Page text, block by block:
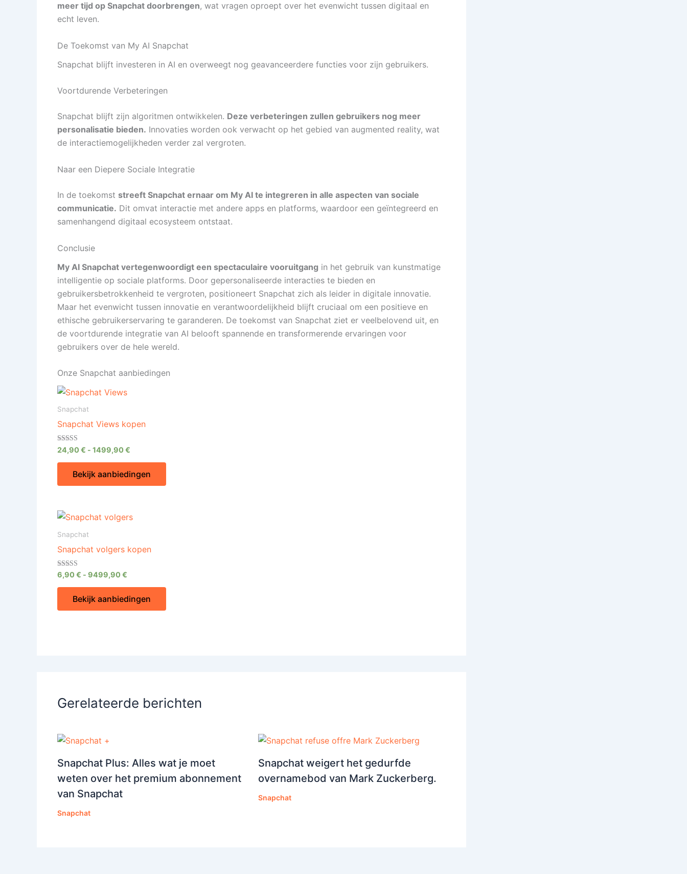
meer tijd op Snapchat doorbrengen, wat vragen oproept over het evenwicht tussen digitaal en
echt leven.
De Toekomst van My AI Snapchat
Snapchat blijft investeren in AI en overweegt nog geavanceerdere functies voor zijn gebruikers.
Voortdurende Verbeteringen
Snapchat blijft zijn algoritmen ontwikkelen. Deze verbeteringen zullen gebruikers nog meer
personalisatie bieden. Innovaties worden ook verwacht op het gebied van augmented reality, wat
de interactiemogelijkheden verder zal vergroten.
Naar een Diepere Sociale Integratie
In de toekomst streeft Snapchat ernaar om My AI te integreren in alle aspecten van sociale
communicatie. Dit omvat interactie met andere apps en platforms, waardoor een geïntegreerd en
samenhangend digitaal ecosysteem ontstaat.
Conclusie
My AI Snapchat vertegenwoordigt een spectaculaire vooruitgang in het gebruik van kunstmatige
intelligentie op sociale platforms. Door gepersonaliseerde interacties te bieden en
gebruikersbetrokkenheid te vergroten, positioneert Snapchat zich als leider in digitale innovatie.
Maar het evenwicht tussen innovatie en verantwoordelijkheid blijft cruciaal om een positieve en
ethische gebruikerservaring te garanderen. De toekomst van Snapchat ziet er veelbelovend uit, en
de voortdurende integratie van AI belooft spannende en transformerende ervaringen voor
gebruikers over de hele wereld.
Onze Snapchat aanbiedingen
Snapchat
Snapchat Views kopen
Gewaardeer
4.60
24,90 € - 1499,90 €
Bekijk aanbiedingen
Snapchat
Snapchat volgers kopen
Gewaardeer
4.60
6,90 € - 9499,90 €
Bekijk aanbiedingen
Gerelateerde berichten
Snapchat Plus: Alles wat je moet
weten over het premium abonnement
van Snapchat
Snapchat
Snapchat weigert het gedurfde
overnamebod van Mark Zuckerberg.
Snapchat